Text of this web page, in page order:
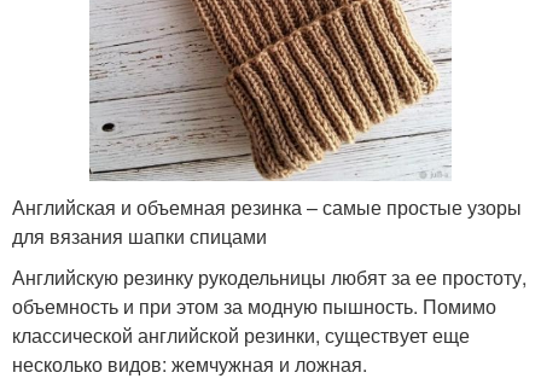
Английская и объемная резинка – самые простые узоры
для вязания шапки спицами
Английскую резинку рукодельницы любят за ее простоту,
объемность и при этом за модную пышность. Помимо
классической английской резинки, существует еще
несколько видов: жемчужная и ложная.